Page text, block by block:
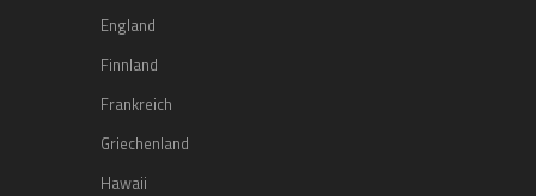
England
Finnland
Frankreich
Griechenland
Hawaii